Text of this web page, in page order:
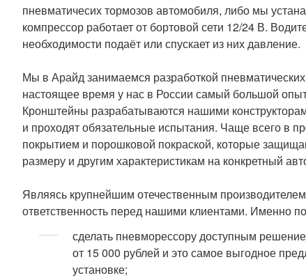
пневматичесих тормозов автомобиля, либо мы
компрессор работает от бортовой сети 12/24 В.
необходимости подаёт или спускает из них давление.
Мы в Арайд занимаемся разработкой
настоящее время у нас в России самый большой
Кронштейны разрабатываются нашими
и проходят обязательные испытания. Чаще всего в
покрытием и порошковой покраской, которые
размеру и другим характеристикам на конкретный
Являясь крупнейшим отечественным
ответственность перед нашими клиентами. Именно
сделать пневморессору доступным
от 15 000 рублей и это самое выгодное
установке;